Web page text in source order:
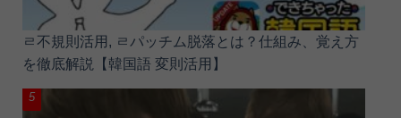
ㄹ不規則活用, ㄹパッチム脱落とは？仕組み、覚え方
を徹底解説【韓国語 変則活用】